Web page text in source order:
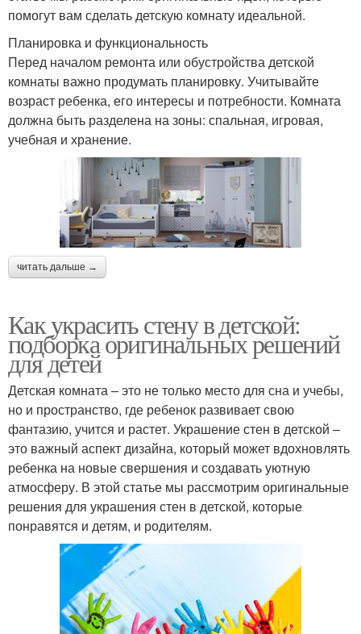
помогут вам сделать детскую комнату идеальной.
Планировка и функциональность
Перед началом ремонта или обустройства детской
комнаты важно продумать планировку. Учитывайте
возраст ребенка, его интересы и потребности. Комната
должна быть разделена на зоны: спальная, игровая,
учебная и хранение.
читать дальше →
Как украсить стену в детской:
подборка оригинальных решений
для детей
Детская комната – это не только место для сна и учебы,
но и пространство, где ребенок развивает свою
фантазию, учится и растет. Украшение стен в детской –
это важный аспект дизайна, который может вдохновлять
ребенка на новые свершения и создавать уютную
атмосферу. В этой статье мы рассмотрим оригинальные
решения для украшения стен в детской, которые
понравятся и детям, и родителям.